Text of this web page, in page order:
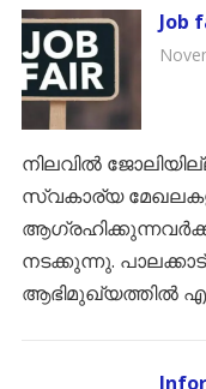
Job
നിലവിൽ
സ്വകാര്യ
നടക്കുന്നു.
ആഭിമുഖ്യത്തിൽ